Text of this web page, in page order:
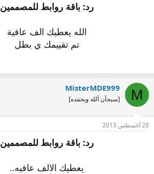
رد: باقة روابط للمصممين
الله يعطيك الف عافية
تم تقييمك ي بطل
M
MisterMDE999
[سبحآن آلله وبحمَده]
28 أغسطس 2013
رد: باقة روابط للمصممين
يعطيك الالف عافيه..